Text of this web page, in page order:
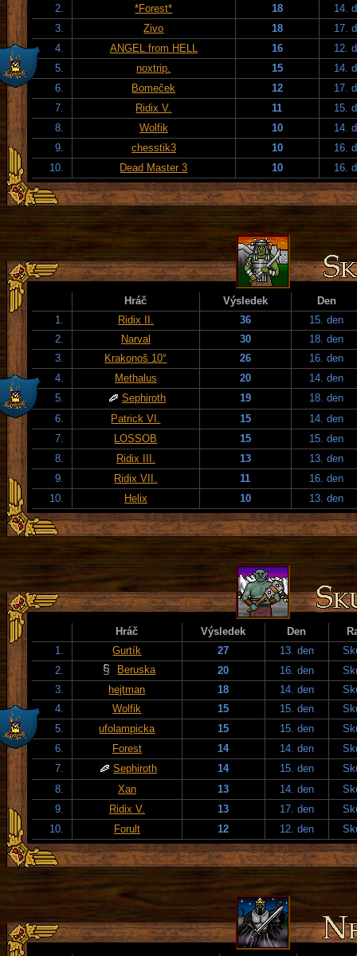
2.
*Forest* 18
14.
3.
Zivo 18
17.
4.
ANGEL from HELL 16
12.
5.
noxtrip. 15
14.
6.
Bomeček 12
17.
7.
Ridix V. 11
15.
8.
Wolfik 10
14.
9.
chesstik3 10
16.
10.
Dead Master 3 10 16.
Hráč Výsledek
Den
1.
Ridix II. 36
15. den
2.
Narval 30
18. den
3.
Krakonoš 10° 26
16. den
4.
Methalus 20
14. den
5.
Sephiroth 19
18. den
6.
Patrick VI. 15
14. den
7.
LOSSOB 15
15. den
8.
Ridix III. 13
13. den
9.
Ridix VII. 11
16. den
10.
Helix 10 13. den
Hráč Výsledek Den
1.
Gurtík 27 13. den
2.
Beruska 20 16. den
3.
hejtman 18 14. den
4.
Wolfik 15 15. den
5.
ufolampicka 15 15. den
6.
Forest 14 14. den
7.
Sephiroth 14 15. den
8.
Xan 13 14. den
9.
Ridix V. 13 17. den
10.
Forult 12 12. den